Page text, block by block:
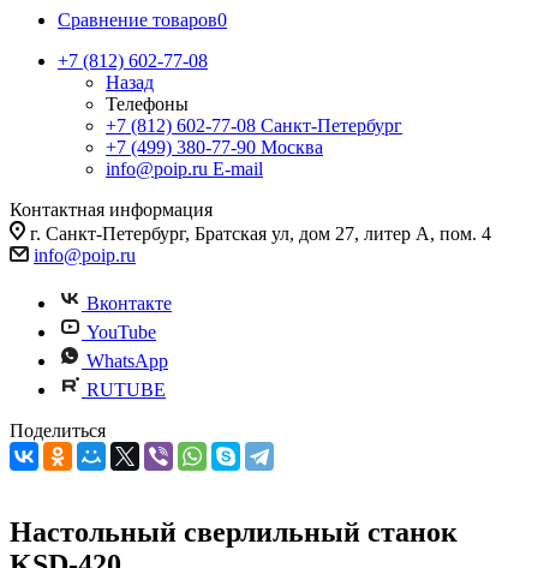
Сравнение товаров0
+7 (812) 602-77-08
Назад
Телефоны
+7 (812) 602-77-08 Санкт-Петербург
+7 (499) 380-77-90 Москва
info@poip.ru E-mail
Контактная информация
г. Санкт-Петербург, Братская ул, дом 27, литер А, пом. 4
info@poip.ru
Вконтакте
YouTube
WhatsApp
RUTUBE
Поделиться
Настольный сверлильный станок